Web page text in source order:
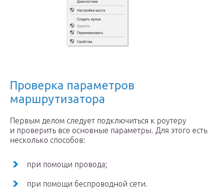
Проверка параметров
маршрутизатора
Первым делом следует подключиться к роутеру
и проверить все основные параметры. Для этого есть
несколько способов:
при помощи провода;
при помощи беспроводной сети.